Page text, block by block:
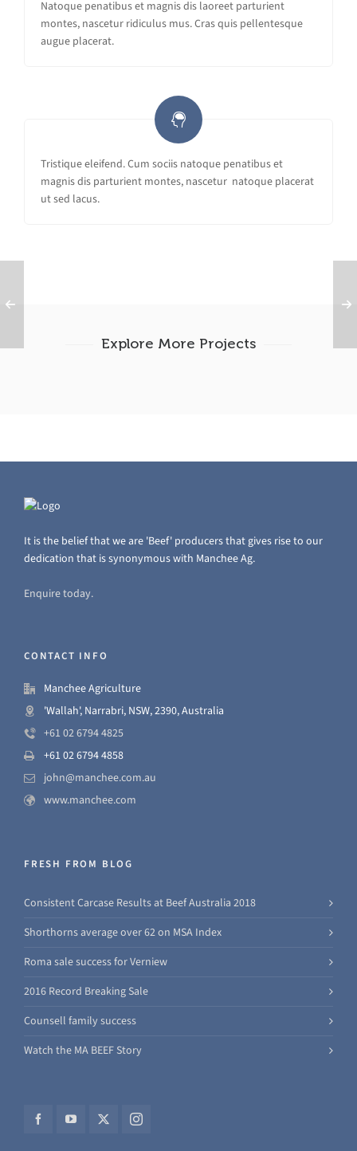
Natoque penatibus et magnis dis laoreet parturient
montes, nascetur ridiculus mus. Cras quis pellentesque
augue placerat.
Tristique eleifend. Cum sociis natoque penatibus et
magnis dis parturient montes, nascetur natoque placerat
ut sed lacus.
Explore More Projects
It is the belief that we are 'Beef' producers that gives rise to our
dedication that is synonymous with Manchee Ag.
Enquire today.
CONTACT INFO
Manchee Agriculture
'Wallah', Narrabri, NSW, 2390, Australia
+61 02 6794 4825
+61 02 6794 4858
john@manchee.com.au
www.manchee.com
FRESH FROM BLOG
Consistent Carcase Results at Beef Australia 2018
Shorthorns average over 62 on MSA Index
Roma sale success for Verniew
2016 Record Breaking Sale
Counsell family success
Watch the MA BEEF Story